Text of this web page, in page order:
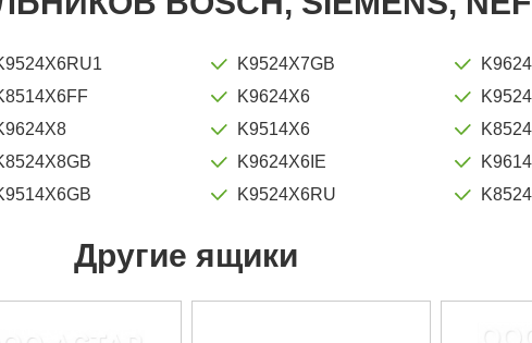
K9524X7GB
K9624X6
K9514X6
K9624X6IE
K9524X6RU
Другие ящики